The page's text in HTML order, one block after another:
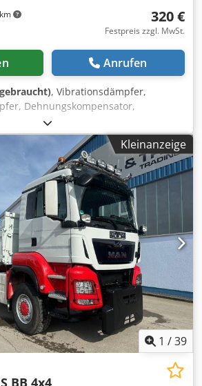
320 €
Festpreis zzgl. MwSt.
Anrufen
, Vibrationsdämpfer,
Dehnungskompensator,
Axial- Kompensatoren,
Stahl-Dehnungskompensator,
-Hersteller: SB Broneske,
-Typ: SBF25.100 -Nennweite: Ø
Rb Rj Ag Sjk -Material: Balg Edelstahl -
mm -Abmessung: Ø 375 x 260 mm -
Kleinanzeige
1 /39
BB 4x4